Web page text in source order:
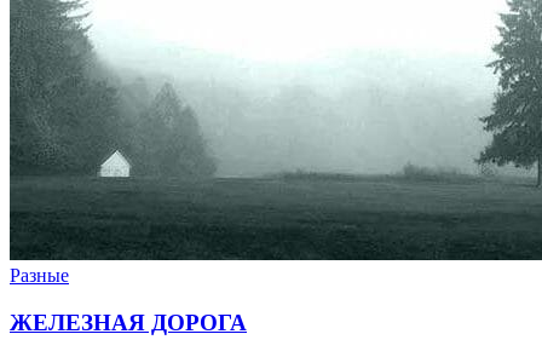
Разные
ЖЕЛЕЗНАЯ ДОРОГА